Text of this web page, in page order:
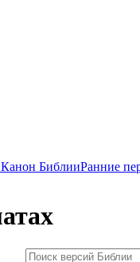
Канон БиблииРанние